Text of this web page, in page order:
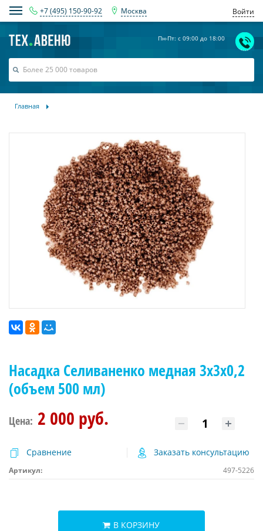
+7 (495) 150-90-92 Москва Войти
Пн-Пт: с 09:00 до 18:00
Главная
Насадка Селиваненко медная 3x3x0,2
(объем 500 мл)
Цена: 2 000 руб.
Сравнение Заказать консультацию
Артикул: 497-5226
В КОРЗИНУ